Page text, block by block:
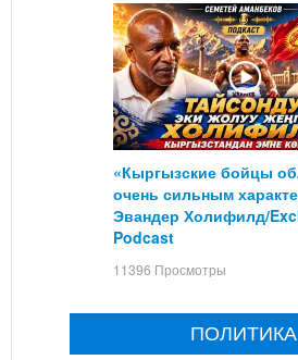
«Кыргызские бойцы
очень сильным
Эвандер Холифилд/
Podcast
11396 Просмотры
ПОЛИТИКА